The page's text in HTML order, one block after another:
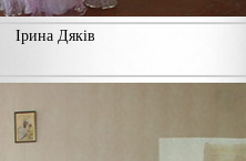
Iрина Дякiв